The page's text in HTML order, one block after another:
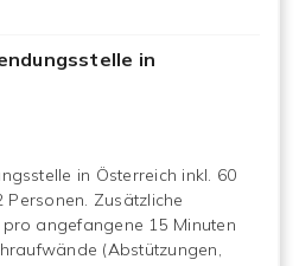
in
in Österreich inkl. 60
Personen. Zusätzliche
angefangene 15 Minuten
(Abstützungen,